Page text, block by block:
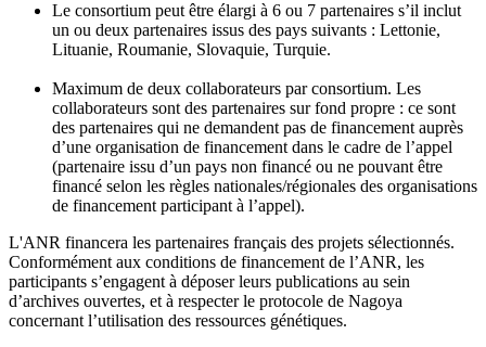
Le consortium peut être élargi à 6 ou 7 partenaires s’il inclut
un ou deux partenaires issus des pays suivants : Lettonie,
Lituanie, Roumanie, Slovaquie, Turquie.
Maximum de deux collaborateurs par consortium. Les
collaborateurs sont des partenaires sur fond propre : ce sont
des partenaires qui ne demandent pas de financement auprès
d’une organisation de financement dans le cadre de l’appel
(partenaire issu d’un pays non financé ou ne pouvant être
financé selon les règles nationales/régionales des organisations
de financement participant à l’appel).
L'ANR financera les partenaires français des projets sélectionnés.
Conformément aux conditions de financement de l’ANR, les
participants s’engagent à déposer leurs publications au sein
d’archives ouvertes, et à respecter le protocole de Nagoya
concernant l’utilisation des ressources génétiques.